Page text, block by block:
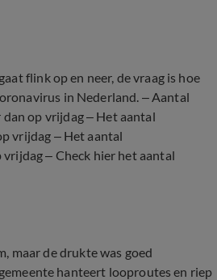
flink op en neer, de vraag is hoe
in Nederland. – Aantal
op vrijdag – Het aantal
vrijdag – Het aantal
– Check hier het aantal
maar de drukte was goed
hanteert looproutes en riep